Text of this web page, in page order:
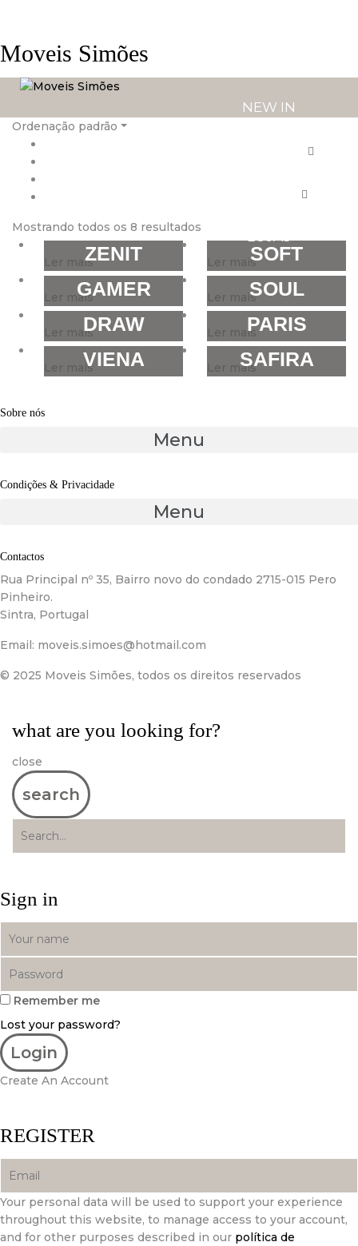
Moveis Simões
NEW IN
LOJAS
Ordenação padrão
Mostrando todos os 8 resultados
Ler maisZENIT Ler maisSOFT
Ler maisGAMER Ler maisSOUL
Ler maisDRAW Ler maisPARIS
Ler maisVIENA Ler maisSAFIRA
Sobre nós
Menu
Condições & Privacidade
Menu
Contactos
Rua Principal nº 35, Bairro novo do condado 2715-015 Pero
Pinheiro.
Sintra, Portugal
Email: moveis.simoes@hotmail.com
© 2025 Moveis Simões, todos os direitos reservados
what are you looking for?
close
search
Sign in
Remember me
Lost your password?
Create An Account
REGISTER
Your personal data will be used to support your experience
throughout this website, to manage access to your account,
and for other purposes described in our política de